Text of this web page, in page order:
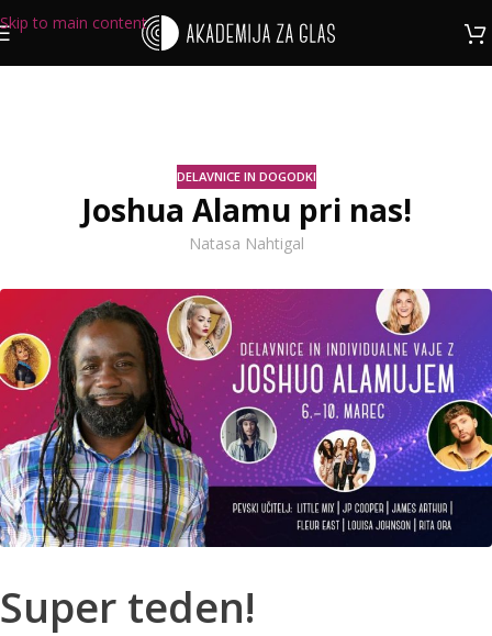
Skip to main content
DELAVNICE IN DOGODKI
Joshua Alamu pri nas!
Natasa Nahtigal
Super teden!